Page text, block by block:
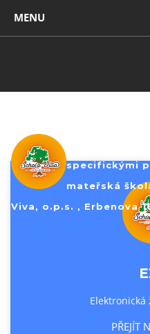
specifickými
mateřská
Viva, o.p.s. , Erbenova
Elektronická
PŘEJÍT